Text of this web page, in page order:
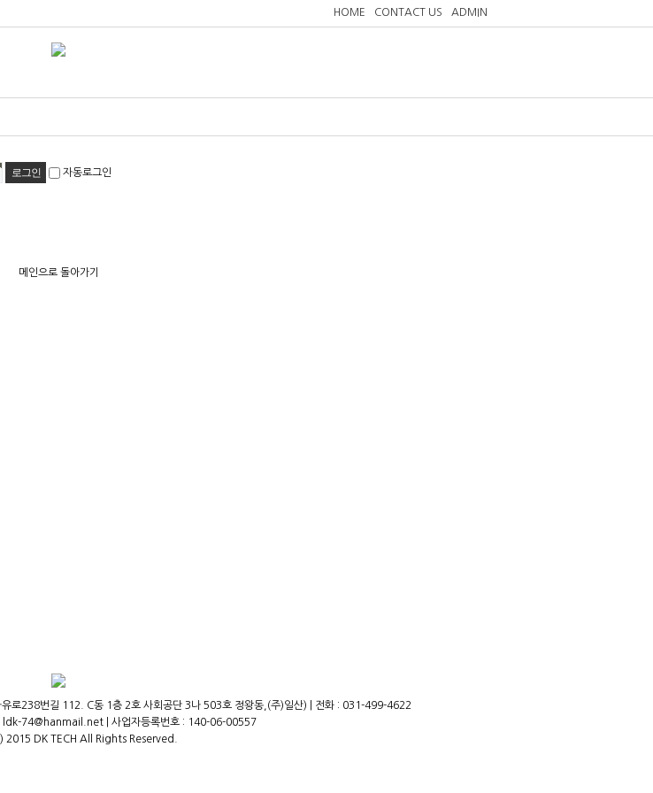
HOME CONTACT US ADMIN
자동로그인
메인으로 돌아가기
유로238번길 112. C동 1층 2호 사회공단 3나 503호 정왕동,(주)일산) | 전화 : 031-499-4622
ldk-74@hanmail.net | 사업자등록번호 : 140-06-00557
2015 DK TECH All Rights Reserved.